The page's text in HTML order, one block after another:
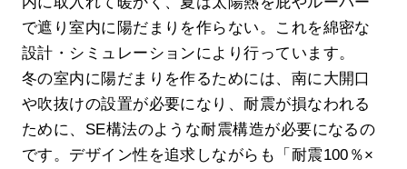
で遮り室内に陽だまりを作らない。これを綿密な
設計・シミュレーションにより行っています。
冬の室内に陽だまりを作るためには、南に大開口
や吹抜けの設置が必要になり、耐震が損なわれる
ために、SE構法のような耐震構造が必要になるの
です。デザイン性を追求しながらも「耐震100％×